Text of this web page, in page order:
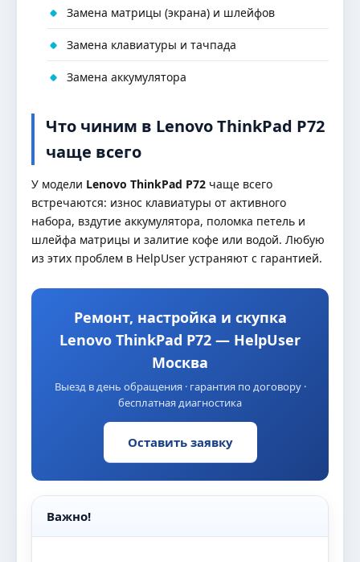
Замена матрицы (экрана) и шлейфов
Замена клавиатуры и тачпада
Замена аккумулятора
Что чиним в Lenovo ThinkPad P72
чаще всего
У модели Lenovo ThinkPad P72 чаще всего
встречаются: износ клавиатуры от активного
набора, вздутие аккумулятора, поломка петель и
шлейфа матрицы и залитие кофе или водой. Любую
из этих проблем в HelpUser устраняют с гарантией.
Ремонт, настройка и скупка
Lenovo ThinkPad P72 — HelpUser
Москва
Выезд в день обращения · гарантия по договору ·
бесплатная диагностика
Оставить заявку
Важно!